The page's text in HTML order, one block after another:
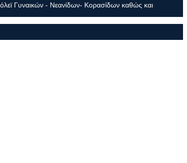
Γυναικών - Νεανίδων- Κορασίδων καθώς και